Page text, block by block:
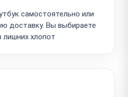
самостоятельно или
доставку. Вы выбираете
хлопот